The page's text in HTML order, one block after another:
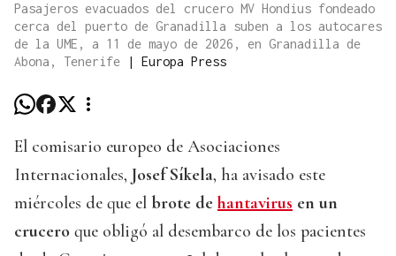
Pasajeros evacuados del crucero MV Hondius fondeado
cerca del puerto de Granadilla suben a los autocares
de la UME, a 11 de mayo de 2026, en Granadilla de
Abona, Tenerife
| Europa Press
El comisario europeo de Asociaciones
Internacionales, Josef Síkela, ha avisado este
miércoles de que el brote de hantavirus en un
crucero que obligó al desembarco de los pacientes